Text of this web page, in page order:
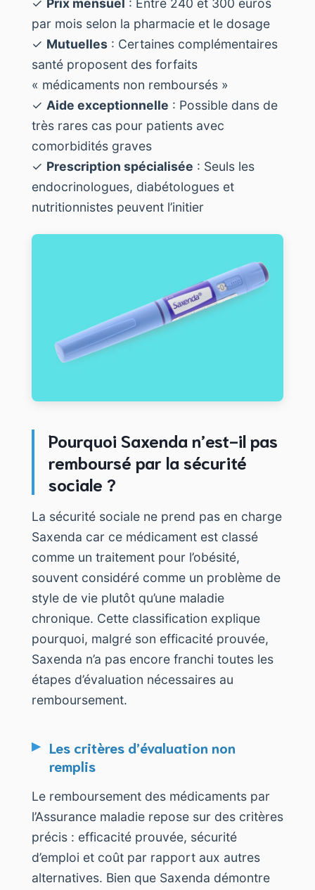
par mois selon la pharmacie et le dosage
✓ Mutuelles : Certaines complémentaires
santé proposent des forfaits
« médicaments non remboursés »
✓ Aide exceptionnelle : Possible dans de
très rares cas pour patients avec
comorbidités graves
✓ Prescription spécialisée : Seuls les
endocrinologues, diabétologues et
nutritionnistes peuvent l’initier
Pourquoi Saxenda n’est-il pas
remboursé par la sécurité
sociale ?
La sécurité sociale ne prend pas en charge
Saxenda car ce médicament est classé
comme un traitement pour l’obésité,
souvent considéré comme un problème de
style de vie plutôt qu’une maladie
chronique. Cette classification explique
pourquoi, malgré son efficacité prouvée,
Saxenda n’a pas encore franchi toutes les
étapes d’évaluation nécessaires au
remboursement.
Les critères d’évaluation non
remplis
Le remboursement des médicaments par
l’Assurance maladie repose sur des critères
précis : efficacité prouvée, sécurité
d’emploi et coût par rapport aux autres
alternatives. Bien que Saxenda démontre